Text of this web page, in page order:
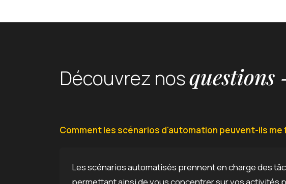
Découvrez nosquestions
Comment les scénarios d'automation peuvent-ils me
Les scénarios automatisés prennent en charge des
permettant ainsi de vous concentrer sur vos activités